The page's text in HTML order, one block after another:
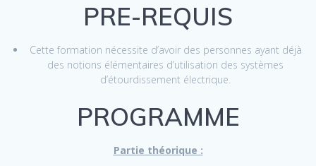
PRE-REQUIS
Cette formation nécessite d’avoir des personnes ayant déjà
des notions élémentaires d’utilisation des systèmes
d’étourdissement électrique.
PROGRAMME
Partie théorique :